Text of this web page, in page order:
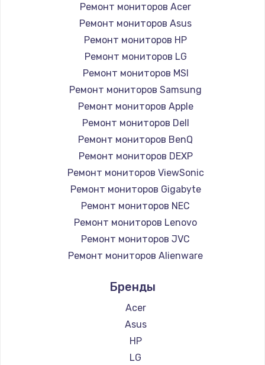
960 руб.
Заказать
Ремонт системы охлаждения
Заказать
Ремонт микросхемы Wi-Fi
Заказать
745 руб.
Заказать
750 руб.
Заказать
Установка драйверов
350 руб.
Ремонт мониторов Acer
Ремонт мониторов Asus
Ремонт мониторов HP
Ремонт мониторов LG
Ремонт мониторов MSI
Ремонт мониторов Samsung
Ремонт мониторов Apple
Ремонт мониторов Dell
Ремонт мониторов BenQ
Ремонт мониторов DEXP
Ремонт мониторов ViewSonic
Ремонт мониторов Gigabyte
Ремонт мониторов NEC
Ремонт мониторов Lenovo
Ремонт мониторов JVC
Ремонт мониторов Alienware
Ремонт мониторов Thunderobot
Ремонт мониторов Hisense
Ремонт мониторов АОС
Ремонт мониторов Ardor
Ремонт мониторов Machenike
Бренды
Acer
Asus
HP
LG